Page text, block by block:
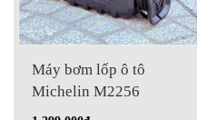
Máy bơm lốp ô tô
Michelin M2256